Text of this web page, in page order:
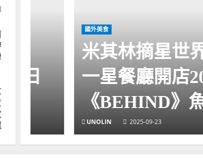
米其林摘星世界最
一星餐廳開店20天
《BEHIND》魚類
2025-09-23